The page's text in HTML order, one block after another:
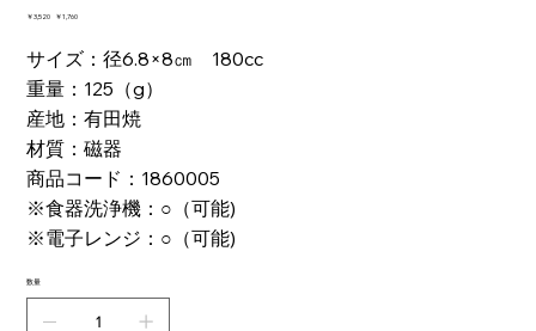
元
価
格
￥3,520
セ
ル
価
格
￥1,760
サイズ：径6.8×8㎝ 180cc
重量：125（g）
産地：有田焼
材質：磁器
商品コード：1860005
※食器洗浄機：○（可能)
※電子レンジ：○（可能)
数量